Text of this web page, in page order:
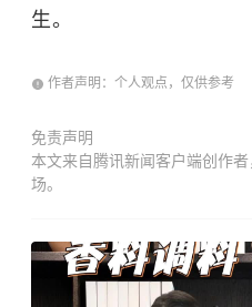
生。
作者声明：个人观点，仅供参考
免责声明
本文来自腾讯新闻客户端创作
场。